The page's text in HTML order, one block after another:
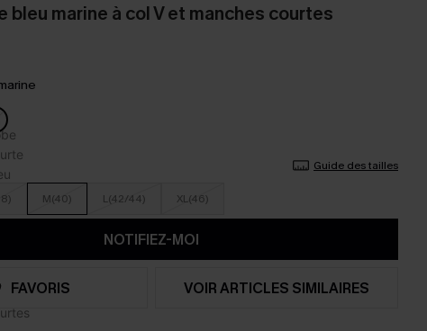
bleu marine à col V et manches courtes
Guide des tailles
M(40) L(42/44) XL(46)
NOTIFIEZ-MOI
FAVORIS VOIR ARTICLES SIMILAIRES